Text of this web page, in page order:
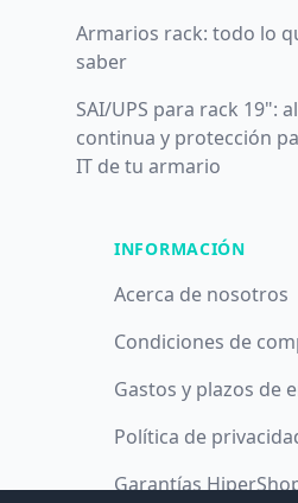
Armarios rack: todo lo
saber
SAI/UPS para rack 19":
continua y protección
IT de tu armario
INFORMACIÓN
Acerca de nosotros
Condiciones de
Gastos y plazos de
Política de
Garantías